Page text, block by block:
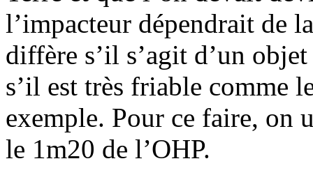
l’impacteur dépendrait de
diffère s’il s’agit d’un
s’il est très friable comme
exemple. Pour ce faire, on
le 1m20 de l’OHP.